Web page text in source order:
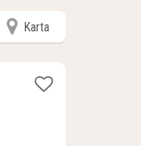
Karta